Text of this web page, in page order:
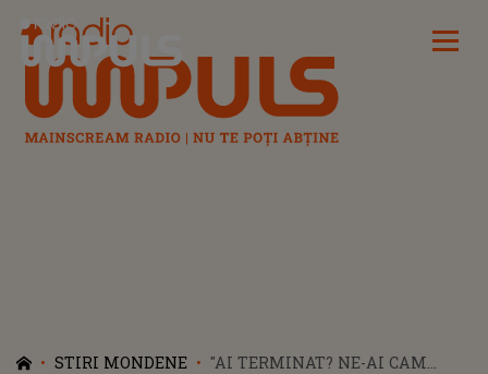
Radio Impuls
STIRI MONDENE
"AI TERMINAT? NE-AI CAM